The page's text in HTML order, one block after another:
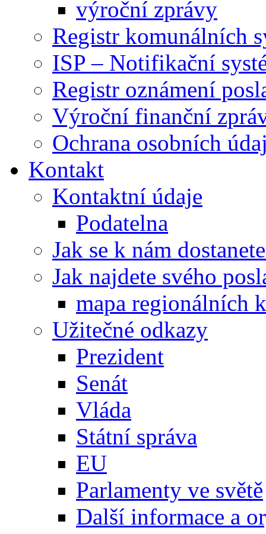
výroční zprávy
Registr komunálních
ISP – Notifikační
Registr oznámení
Výroční finanční
Ochrana osobních
Kontakt
Kontaktní údaje
Podatelna
Jak se k nám
Jak najdete svého
mapa regionálních
Užitečné odkazy
Prezident
Senát
Vláda
Státní správa
EU
Parlamenty ve světě
Další informace a